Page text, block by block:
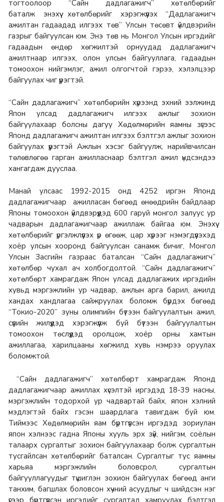
тогтоолоор “Сайн дадлагажигч” хөтөлбөрийг
баталж энэхүү хөтөлбөрийг хэрэгжүүлэх “Дадлагажигч
ажилтан гадаадад илгээх төв” Улсын төсөвт үйлдвэрийн
газрыг байгуулсан юм. Энэ төв нь Монгол Улсын иргэдийг
гадаадын өндөр хөгжилтэй орнуудад дадлагажигч
ажилтнаар илгээх, олон улсын байгууллага, гадаадын
томоохон нийгэмлэг, ажил олгогчтой гэрээ, хэлэлцээр
байгуулах чиг үүрэгтэй.
“Сайн дадлагажигч” хөтөлбөрийн хүрээнд эхний ээлжинд
Япон улсад дадлагажигч илгээх ажлыг зохион
байгуулахаар болсны дагуу Хөдөлмөрийн яамны зүгээс
Японд дадлагажигч ажилтан илгээх бэлтгэл ажлыг зохион
байгуулах үүрэгтэй Ажлын хэсэг байгуулж, нарийвчилсан
төлөвлөгөө гарган ажилласнаар бэлтгэл ажил үндсэндээ
хангагдаж дууслаа.
Манай улсаас 1992-2015 онд 4252 иргэн Японд
дадлагажигчаар ажилласан бөгөөд өнөөдрийн байдлаар
Японы томоохон үйлдвэрүүдэд 600 гаруй монгол залуус ур
чадварын дадлагажигчаар ажиллаж байгаа юм. Энэхүү
хөтөлбөрийг үргэлжлүүлэх үр өгөөж, цар хүрээг нэмэгдүүлэхэд
хоёр улсын хооронд байгуулсан санамж бичиг, Монгол
Улсын Засгийн газраас баталсан “Сайн дадлагажигч”
хөтөлбөр чухал ач холбогдолтой. “Сайн дадлагажигч”
хөтөлбөрт хамрагдаж Япон улсад дадлагажих иргэдийн
хувьд мэргэжлийн ур чадвар, ажлын арга барил, ажилд
хандах хандлагаа сайжруулах боломж бүрдэх бөгөөд
“Токио-2020” зуны олимпийн бүтээн байгуулалтын ажил,
сүүлийн жилүүдэд хэрэгжүүлж буй бүтээн байгуулалтын
томоохон төслүүдэд оролцож, хоёр орны хамтын
ажиллагаа, харилцааны хөгжилд хувь нэмрээ оруулах
боломжтой.
“Сайн дадлагажигч” хөтөлбөрт хамрагдаж Японд
дадлагажигчаар ажиллах хүсэлтэй иргэдэд 18-39 насны,
мэргэжлийн тодорхой ур чадвартай байх, япон хэлний
мэдлэгтэй байх гэсэн шаардлага тавигдаж буй юм.
Тиймээс Хөдөлмөрийн яам бүртгүүлсэн иргэдэд зориулан
япон хэлнээс гадна Японы хууль эрх зүй, нийгэм, соёлын
талаарх сургалтыг зохион байгуулахаар болж сургалтын
тусгайлсан хөтөлбөрийг баталсан. Сургалтыг тус яамны
харьяа мэргэжлийн боловсрол, сургалтын
байгууллагуудыг түшиглэн зохион байгуулах бөгөөд анги
танхим, багшлах боловсон хүчний асуудлыг ч шийдсэн нэг
үгээр бүртгүүлсэн иргэдийг сургалтад хамруулах бэлтгэл